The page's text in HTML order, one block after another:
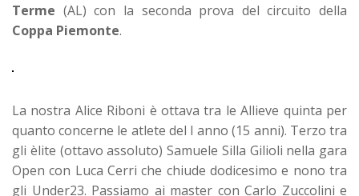
Terme (AL) con la seconda prova del circuito della
Coppa Piemonte.
La nostra Alice Riboni è ottava tra le Allieve quinta per
quanto concerne le atlete del I anno (15 anni). Terzo tra
gli èlite (ottavo assoluto) Samuele Silla Gilioli nella gara
Open con Luca Cerri che chiude dodicesimo e nono tra
gli Under23. Passiamo ai master con Carlo Zuccolini e